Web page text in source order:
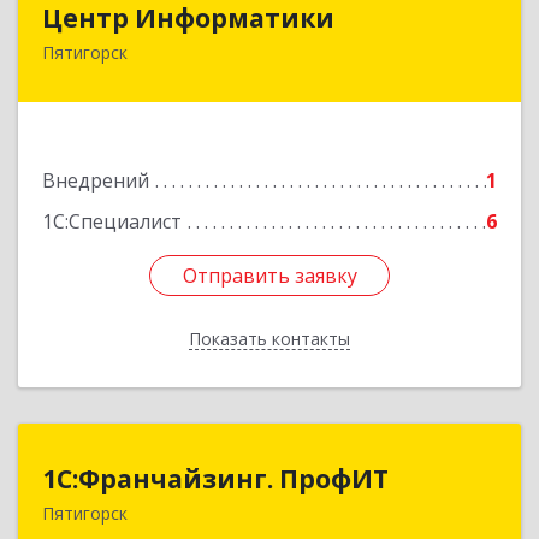
Центр Информатики
Пятигорск
Внедрений
1
1С:Специалист
6
Отправить заявку
Показать контакты
357500, Ставропольский край, Пятигорск г,
Отправить заявку
Назад
1С:Франчайзинг. ПрофИТ
Пятигорск
1С:Франчайзинг. ПрофИТ
357500, Ставропольский край, Пятигорск г,